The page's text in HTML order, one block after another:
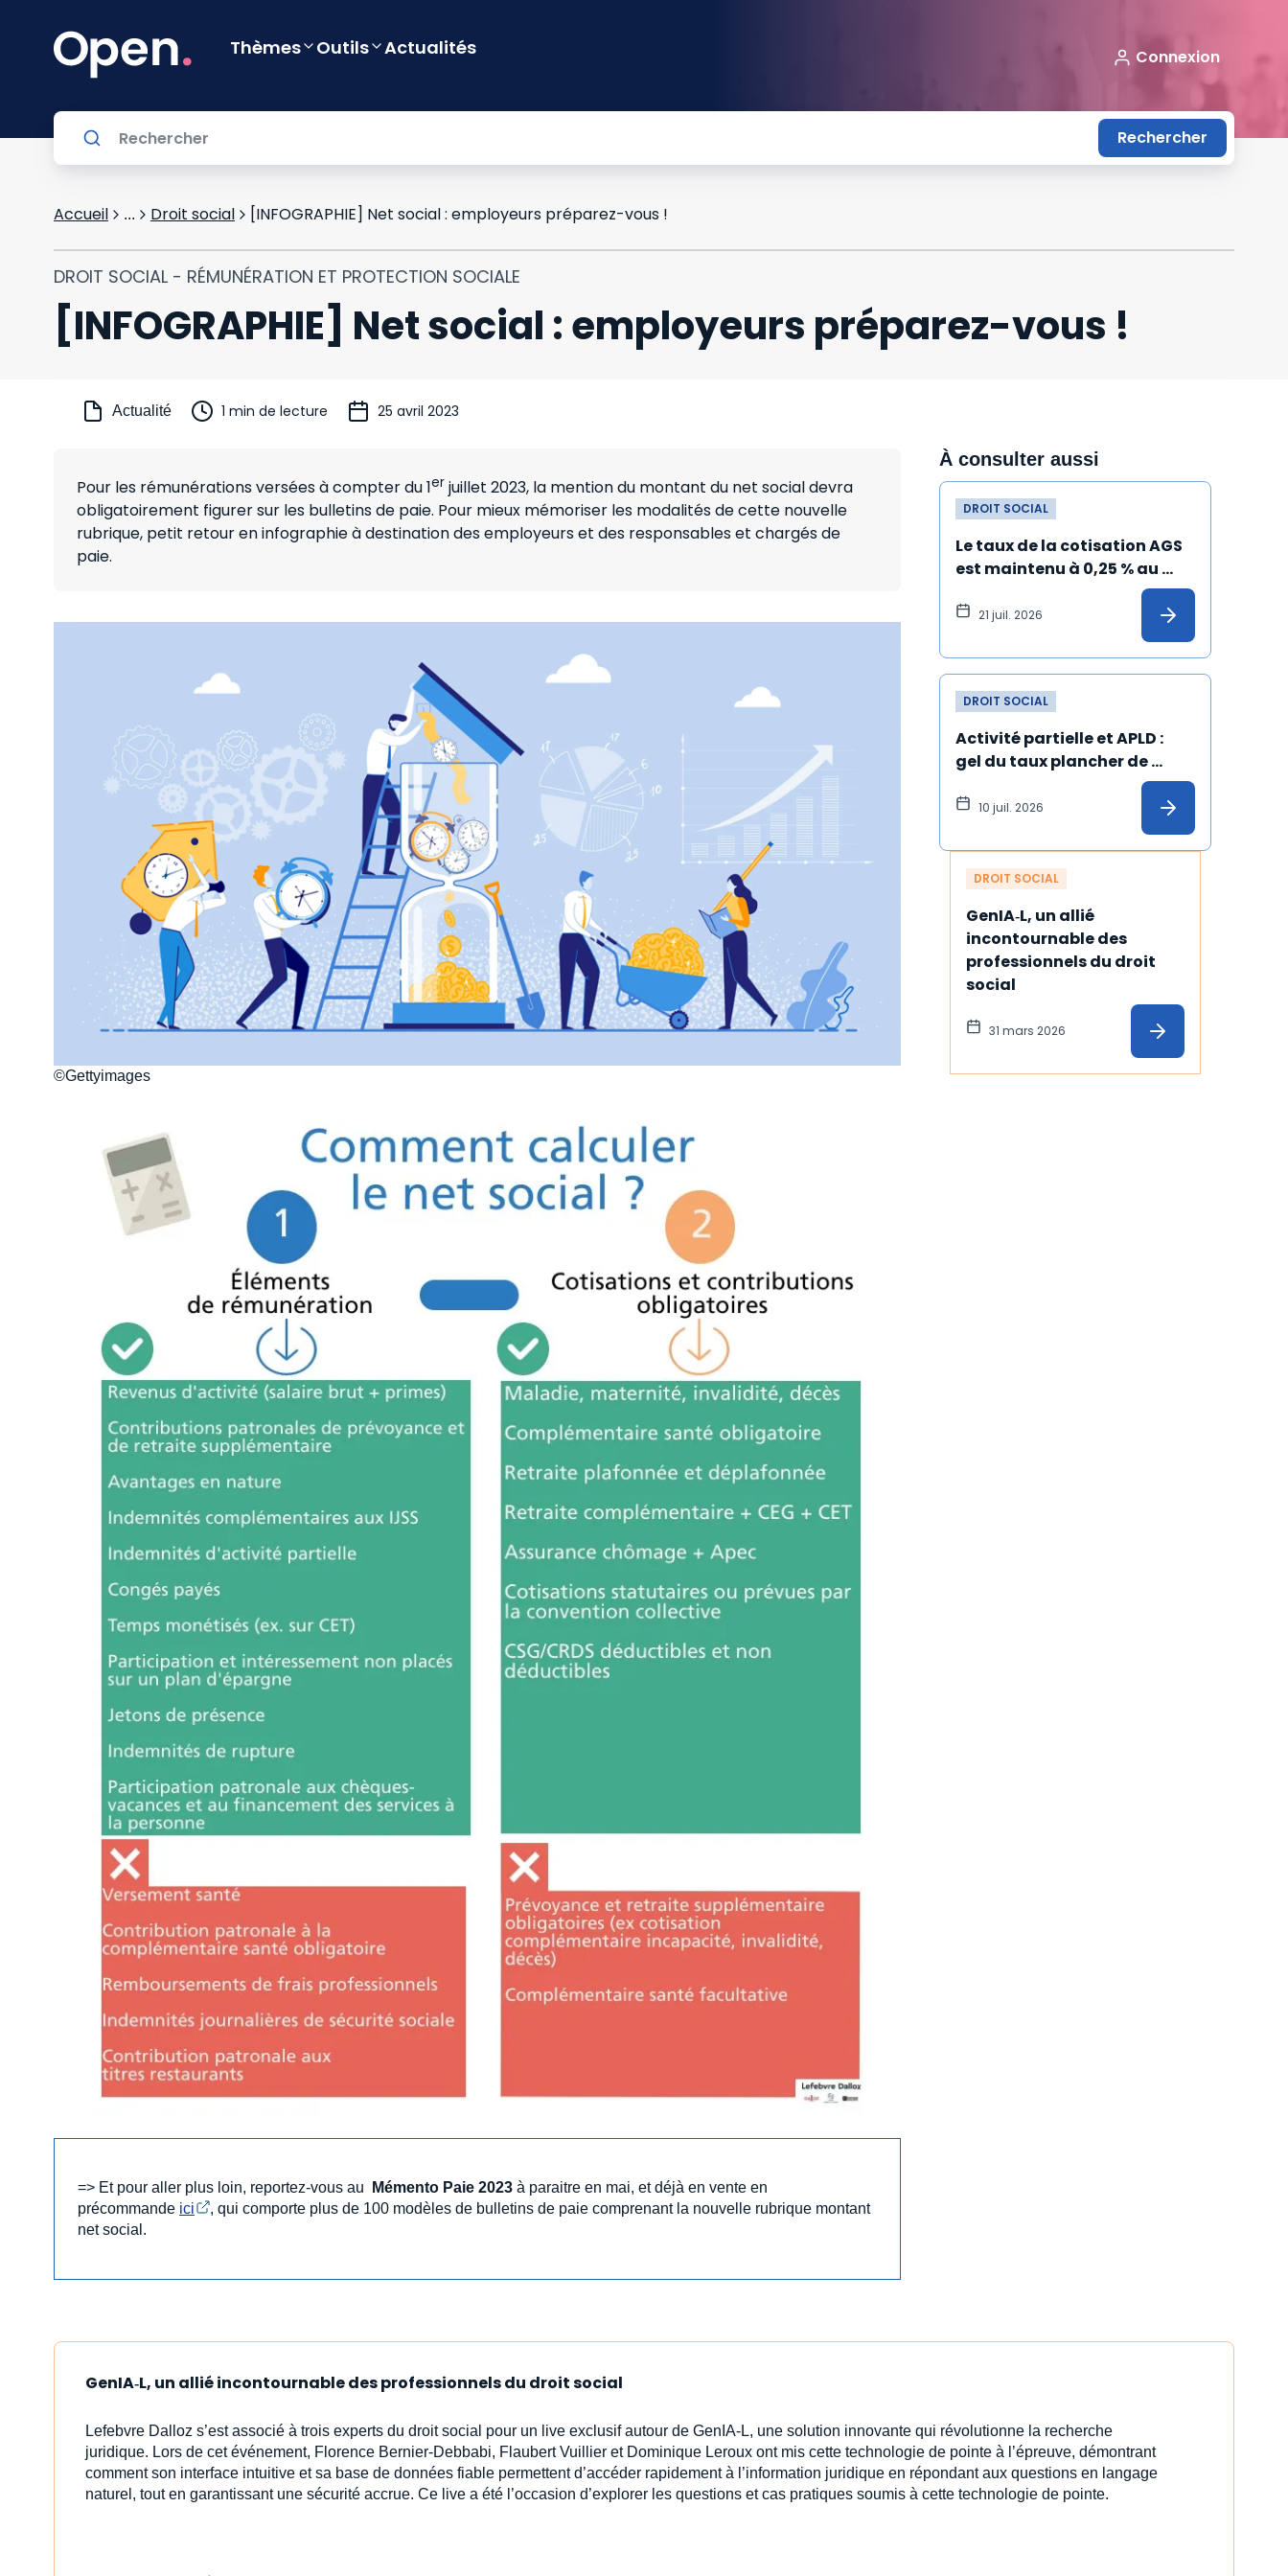
Thèmes Outils Actualités Connexion
Rechercher
Accueil ... Droit social [INFOGRAPHIE] Net social : employeurs préparez-vous !
DROIT SOCIAL - RÉMUNÉRATION ET PROTECTION SOCIALE
[INFOGRAPHIE] Net social : employeurs préparez-vous !
Actualité 1 min de lecture 25 avril 2023
Pour les rémunérations versées à compter du 1er juillet 2023, la mention du montant du net social devra
obligatoirement figurer sur les bulletins de paie. Pour mieux mémoriser les modalités de cette nouvelle
rubrique, petit retour en infographie à destination des employeurs et des responsables et chargés de
paie.
©Gettyimages
=> Et pour aller plus loin, reportez-vous au Mémento Paie 2023 à paraitre en mai, et déjà en vente en
précommande ici
, qui comporte plus de 100 modèles de bulletins de paie comprenant la nouvelle rubrique montant
net social.
À consulter aussi
DROIT SOCIAL
Le taux de la cotisation AGS
est maintenu à 0,25 % au
21 juil. 2026
DROIT SOCIAL
Activité partielle et APLD :
gel du taux plancher de
l'employeur
10 juil. 2026
DROIT SOCIAL
GenIA‑L, un allié
incontournable des
professionnels du droit
social
31 mars 2026
GenIA‑L, un allié incontournable des professionnels du droit social
Lefebvre Dalloz s’est associé à trois experts du droit social pour un live exclusif autour de GenIA‑L, une solution innovante qui révolutionne la recherche
juridique. Lors de cet événement, Florence Bernier-Debbabi, Flaubert Vuillier et Dominique Leroux ont mis cette technologie de pointe à l’épreuve, démontrant
comment son interface intuitive et sa base de données fiable permettent d’accéder rapidement à l’information juridique en répondant aux questions en langage
naturel, tout en garantissant une sécurité accrue. Ce live a été l’occasion d’explorer les questions et cas pratiques soumis à cette technologie de pointe.